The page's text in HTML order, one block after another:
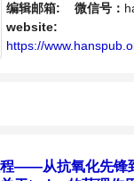
范围内的科学家、学者
播、分享和讨论自然科
与发展的交流平台。
编辑邮箱: 微信号：
website:
https://
——从抗氧化先锋